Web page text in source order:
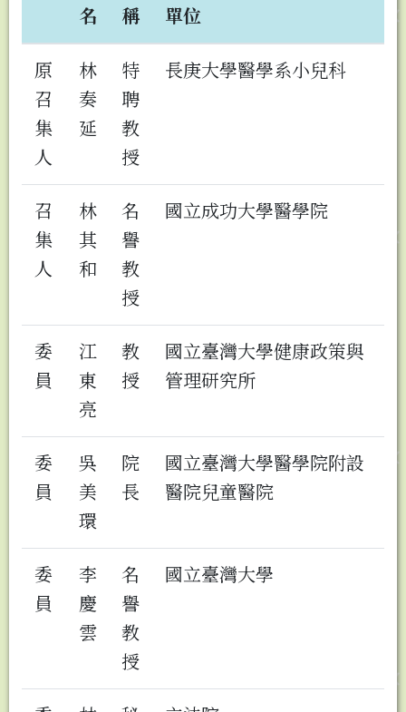
名
稱
單位
原
召
集
人
林
奏
延
特
聘
教
授
長庚大學醫學系小兒科
召
集
人
林
其
和
名
譽
教
授
國立成功大學醫學院
委
員
江
東
亮
教
授
國立臺灣大學健康政策與
管理研究所
委
員
吳
美
環
院
長
國立臺灣大學醫學院附設
醫院兒童醫院
委
員
李
慶
雲
名
譽
教
授
國立臺灣大學